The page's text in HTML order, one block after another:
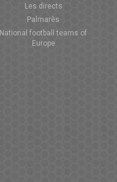
Les directs
Palmarès
National football teams of
Europe